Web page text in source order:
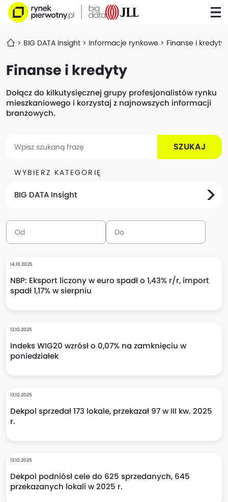
BIG DATA Insight Informacje rynkowe Finanse i kredyty
Finanse i kredyty
Dołącz do kilkutysięcznej grupy profesjonalistów rynku
mieszkaniowego i korzystaj z najnowszych informacji
branżowych.
SZUKAJ
WYBIERZ KATEGORIĘ
BIG DATA Insight
14.10.2025
NBP: Eksport liczony w euro spadł o 1,43% r/r, import
spadł 1,17% w sierpniu
13.10.2025
Indeks WIG20 wzrósł o 0,07% na zamknięciu w
poniedziałek
13.10.2025
Dekpol sprzedał 173 lokale, przekazał 97 w III kw. 2025
r.
13.10.2025
Dekpol podniósł cele do 625 sprzedanych, 645
przekazanych lokali w 2025 r.